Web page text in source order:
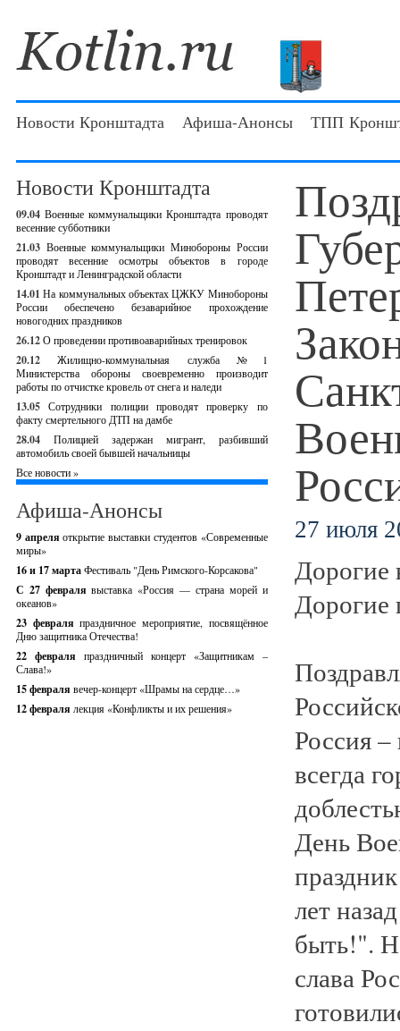
Новости Кронштадта Афиша-Анонсы ТПП
Новости Кронштадта
09.04 Военные коммунальщики Кронштадта проводят
весенние субботники
21.03 Военные коммунальщики Минобороны России
проводят весенние осмотры объектов в городе
Кронштадт и Ленинградской области
14.01 На коммунальных объектах ЦЖКУ Минобороны
России обеспечено безаварийное прохождение
новогодних праздников
26.12О проведении противоаварийных тренировок
20.12
Жилищно-коммунальная служба №1
Министерства обороны своевременно производит
работы по отчистке кровель от снега и наледи
13.05 Сотрудники полиции проводят проверку по
факту смертельного ДТП на дамбе
28.04
Полицией задержан мигрант, разбивший
автомобиль своей бывшей начальницы
Все новости »
Афиша-Анонсы
9 апреляоткрытие выставки студентов «Современные
миры»
16 и 17 мартаФестиваль "День Римского-Корсакова"
С 27 февралявыставка «Россия — страна морей и
океанов»
23 февраляпраздничное мероприятие, посвящённое
Дню защитника Отечества!
22 февраля праздничный концерт «Защитникам –
Слава!»
15 февраля вечер-концерт «Шрамы на сердце…»
12 февраля лекция «Конфликты и их решения»
27 июля
Дорогие
Дорогие
Россия
всегда
День
лет
быть!".
слава